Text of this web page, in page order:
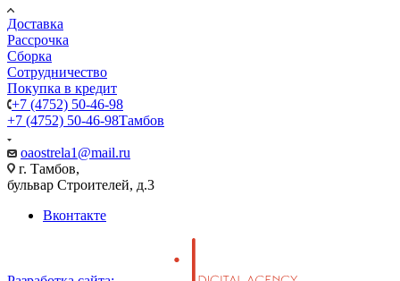
Доставка
Рассрочка
Сборка
Сотрудничество
Покупка в кредит
+7 (4752) 50-46-98
+7 (4752) 50-46-98Тамбов
oaostrela1@mail.ru
г. Тамбов,
бульвар Строителей, д.3
Вконтакте